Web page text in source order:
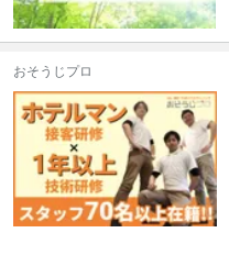
おそうじプロ